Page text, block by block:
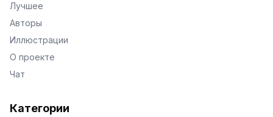
Лучшее
Авторы
Иллюстрации
О проекте
Чат
Категории